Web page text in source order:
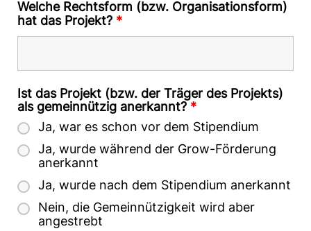
Welche Rechtsform (bzw. Organisationsform)
hat das Projekt? *
Ist das Projekt (bzw. der Träger des Projekts)
als gemeinnützig anerkannt? *
Ja, war es schon vor dem Stipendium
Ja, wurde während der Grow-Förderung
anerkannt
Ja, wurde nach dem Stipendium anerkannt
Nein, die Gemeinnützigkeit wird aber
angestrebt